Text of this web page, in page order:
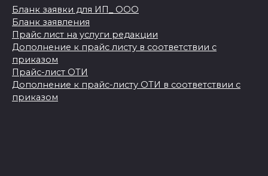
Бланк заявки для ИП_ ООО
Бланк заявления
Прайс лист на услуги редакции
Дополнение к прайс листу в соответствии с
приказом
Прайс-лист ОТИ
Дополнение к прайс-листу ОТИ в соответствии с
приказом